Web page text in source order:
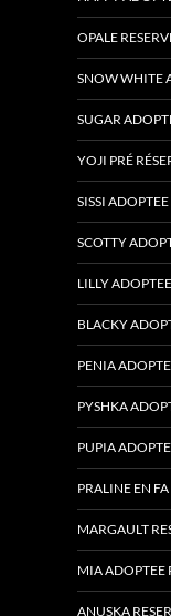
OPALE
SNOW WHITE
SUGAR
YOJI PRÉ
SISSI
SCOTTY
LILLY
BLACKY
PENIA
PYSHKA
PUPIA
PRALINE EN
MARGAULT
MIA ADOPTEE
ANUSKA